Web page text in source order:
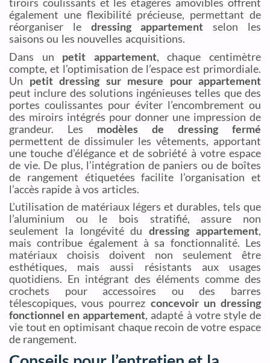
également une flexibilité précieuse, permettant de
réorganiser le dressing appartement selon les
saisons ou les nouvelles acquisitions.
Dans un petit appartement, chaque centimètre
compte, et l’optimisation de l’espace est primordiale.
Un petit dressing sur mesure pour appartement
peut inclure des solutions ingénieuses telles que des
portes coulissantes pour éviter l’encombrement ou
des miroirs intégrés pour donner une impression de
grandeur. Les modèles de dressing fermé
permettent de dissimuler les vêtements, apportant
une touche d’élégance et de sobriété à votre espace
de vie. De plus, l’intégration de paniers ou de boîtes
de rangement étiquetées facilite l’organisation et
l’accès rapide à vos articles.
L’utilisation de matériaux légers et durables, tels que
l’aluminium ou le bois stratifié, assure non
seulement la longévité dudressing appartement,
mais contribue également à sa fonctionnalité. Les
matériaux choisis doivent non seulement être
esthétiques, mais aussi résistants aux usages
quotidiens. En intégrant des éléments comme des
crochets pour accessoires ou des barres
télescopiques, vous pourrez concevoir un dressing
fonctionnel en appartement, adapté à votre style de
vie tout en optimisant chaque recoin de votre espace
de rangement.